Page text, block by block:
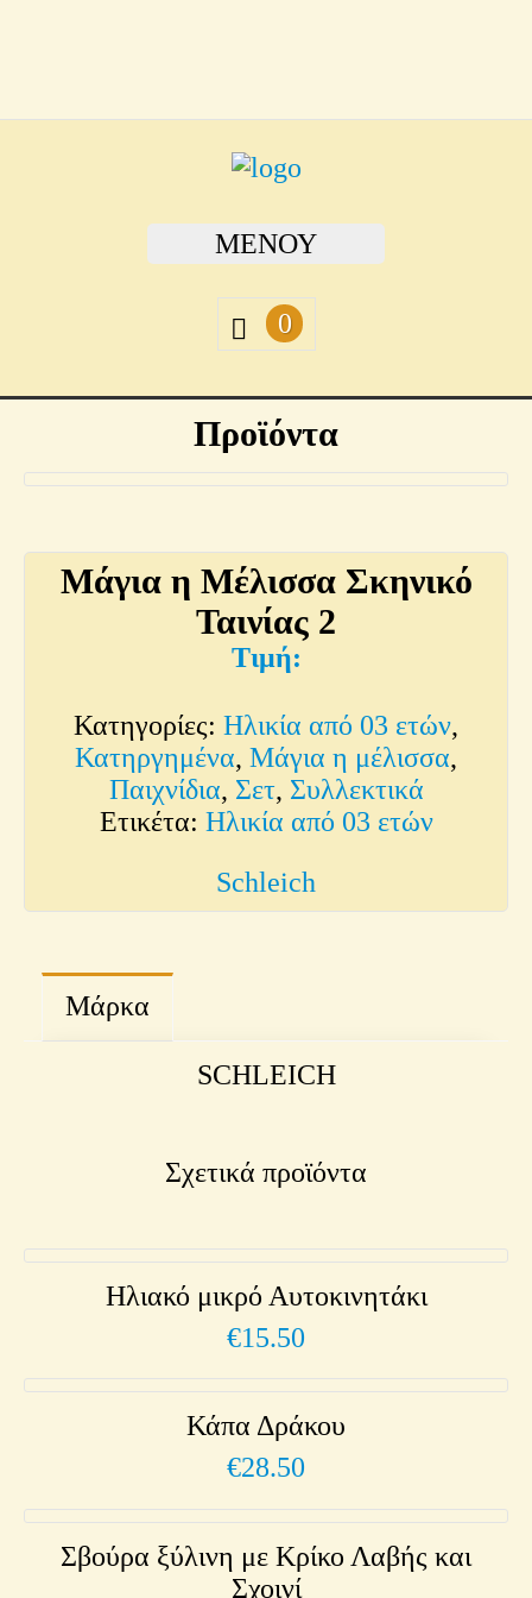
ΜΕΝΟΎ
0
Προϊόντα
Μάγια η Μέλισσα Σκηνικό
Ταινίας 2
Κατηγορίες: Ηλικία από 03 ετών,
Κατηργημένα, Μάγια η μέλισσα,
Παιχνίδια, Σετ, Συλλεκτικά
Ετικέτα: Ηλικία από 03 ετών
Schleich
Μάρκα
SCHLEICH
Σχετικά προϊόντα
Ηλιακό μικρό Αυτοκινητάκι
€15.50
Κάπα Δράκου
€28.50
Σβούρα ξύλινη με Κρίκο Λαβής και
Σχοινί